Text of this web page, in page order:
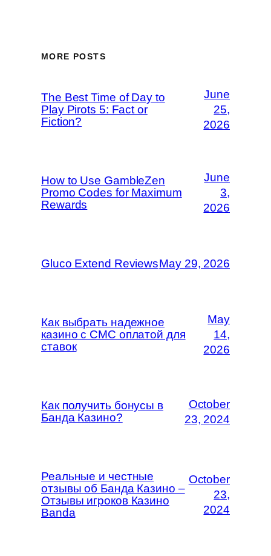
MORE POSTS
The Best Time of Day to
Play Pirots 5: Fact or
Fiction?
June
25,
2026
How to Use GambleZen
Promo Codes for Maximum
Rewards
June
3,
2026
Gluco Extend ReviewsMay 29, 2026
Как выбрать надежное
казино с СМС оплатой для
ставок
May
14,
2026
Как получить бонусы в
Банда Казино?
October
23, 2024
Реальные и честные
отзывы об Банда Казино –
Отзывы игроков Казино
Banda
October
23,
2024